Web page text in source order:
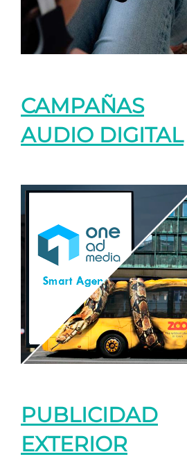
CAMPAÑAS
AUDIO DIGITAL
PUBLICIDAD
EXTERIOR